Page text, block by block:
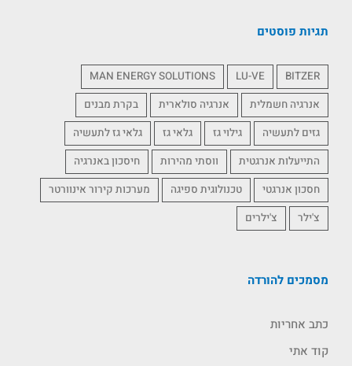
תגיות פוסטים
BITZER
LU-VE
MAN ENERGY SOLUTIONS
אנרגיה חשמלית
אנרגיה סולארית
בקרת מבנים
גזים לתעשיה
גילוי גז גלאי גז
גלאי גז לתעשיה
התייעלות אנרגטית
ווסתי מהירות
חיסכון באנרגיה
חסכון אנרגטי
טכנולוגית ספיגה
מערכות קירור אינוורטר
צ'ילר
צ'ילרים
מסמכים להורדה
כתב אחריות
קוד אתי